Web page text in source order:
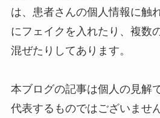
は、患者さんの個人情報に触
にフェイクを入れたり、複数
混ぜたりしてあります。
本ブログの記事は個人の見解
代表するものではございません